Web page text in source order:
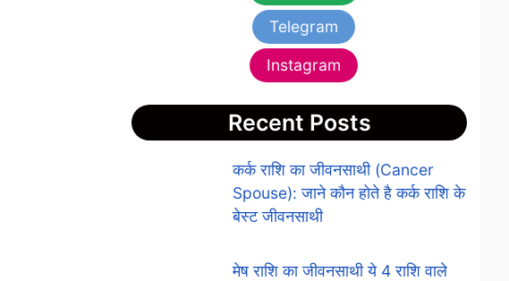
Telegram
Instagram
Recent Posts
कर्क राशि का जीवनसाथी (Cancer
Spouse): जाने कौन होते है कर्क राशि के
बेस्ट जीवनसाथी
मेष राशि का जीवनसाथी ये 4 राशि वाले